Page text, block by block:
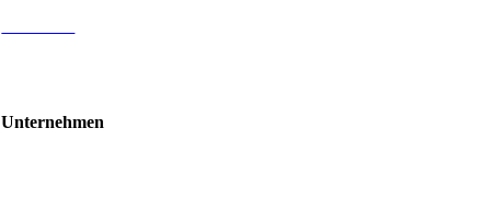
Unternehmen